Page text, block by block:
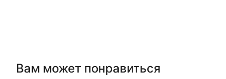
Вам может понравиться